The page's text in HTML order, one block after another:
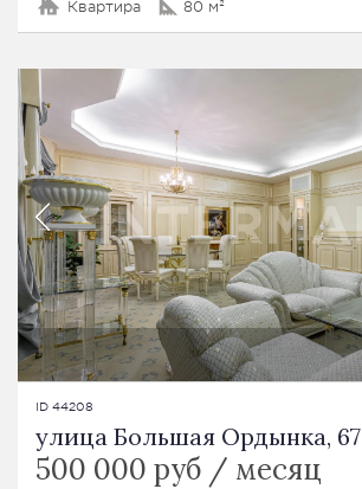
Квартира 80 м²
ID 44208
улица Большая Ордынка, 67
500 000 руб / месяц